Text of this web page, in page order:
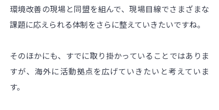
環境改善の現場と同盟を組んで、現場目線でさまざまな
課題に応えられる体制をさらに整えていきたいですね。
そのほかにも、すでに取り掛かっていることではありま
すが、海外に活動拠点を広げていきたいと考えていま
す。